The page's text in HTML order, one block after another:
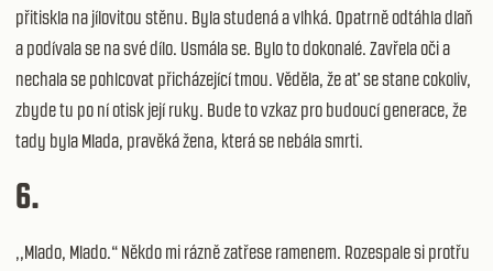
přitiskla na jílovitou stěnu. Byla studená a vlhká. Opatrně odtáhla dlaň
a podívala se na své dílo. Usmála se. Bylo to dokonalé. Zavřela oči a
nechala se pohlcovat přicházející tmou. Věděla, že ať se stane cokoliv,
zbyde tu po ní otisk její ruky. Bude to vzkaz pro budoucí generace, že
tady byla Mlada, pravěká žena, která se nebála smrti.
6.
,,Mlado, Mlado.“ Někdo mi rázně zatřese ramenem. Rozespale si protřu